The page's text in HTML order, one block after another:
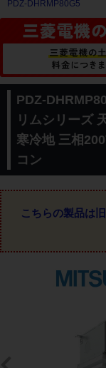
PDZ-DHRMP80G5
PDZ-
リムシリーズ
寒冷地 三相
コン
こちらの製品は